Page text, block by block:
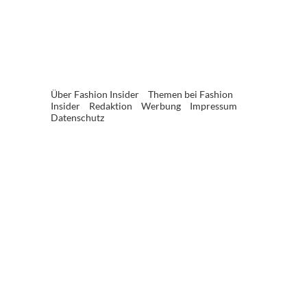
Über Fashion Insider
Themen bei Fashion
Insider
Redaktion Werbung
Impressum
Datenschutz